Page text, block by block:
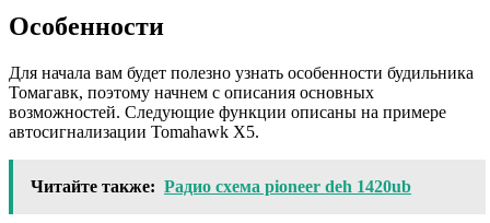
Особенности
Для начала вам будет полезно узнать особенности будильника
Томагавк, поэтому начнем с описания основных
возможностей. Следующие функции описаны на примере
автосигнализации Tomahawk X5.
Читайте также: Радио схема pioneer deh 1420ub